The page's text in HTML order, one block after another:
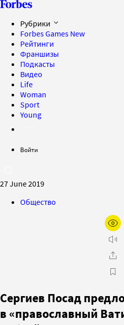
Рубрики
Forbes Games New
Рейтинги
Франшизы
Подкасты
Видео
Life
Woman
Sport
Young
Войти
27 June 2019
Общество
Сергиев Посад
в «православный